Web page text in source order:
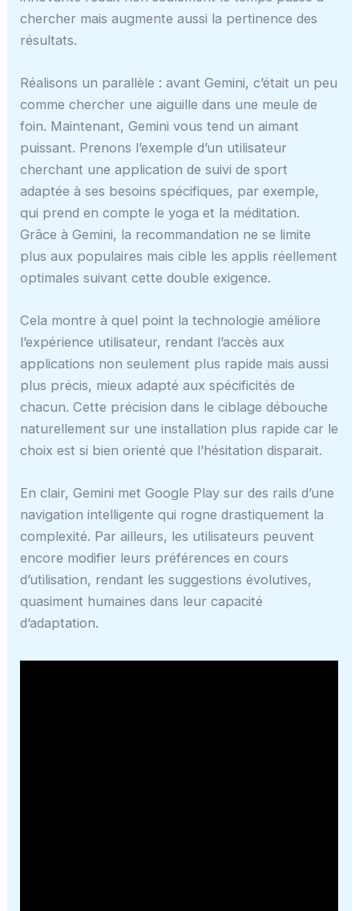
chercher mais augmente aussi la pertinence des
résultats.
Réalisons un parallèle : avant Gemini, c’était un peu
comme chercher une aiguille dans une meule de
foin. Maintenant, Gemini vous tend un aimant
puissant. Prenons l’exemple d’un utilisateur
cherchant une application de suivi de sport
adaptée à ses besoins spécifiques, par exemple,
qui prend en compte le yoga et la méditation.
Grâce à Gemini, la recommandation ne se limite
plus aux populaires mais cible les applis réellement
optimales suivant cette double exigence.
Cela montre à quel point la technologie améliore
l’expérience utilisateur, rendant l’accès aux
applications non seulement plus rapide mais aussi
plus précis, mieux adapté aux spécificités de
chacun. Cette précision dans le ciblage débouche
naturellement sur une installation plus rapide car le
choix est si bien orienté que l’hésitation disparait.
En clair, Gemini met Google Play sur des rails d’une
navigation intelligente qui rogne drastiquement la
complexité. Par ailleurs, les utilisateurs peuvent
encore modifier leurs préférences en cours
d’utilisation, rendant les suggestions évolutives,
quasiment humaines dans leur capacité
d’adaptation.